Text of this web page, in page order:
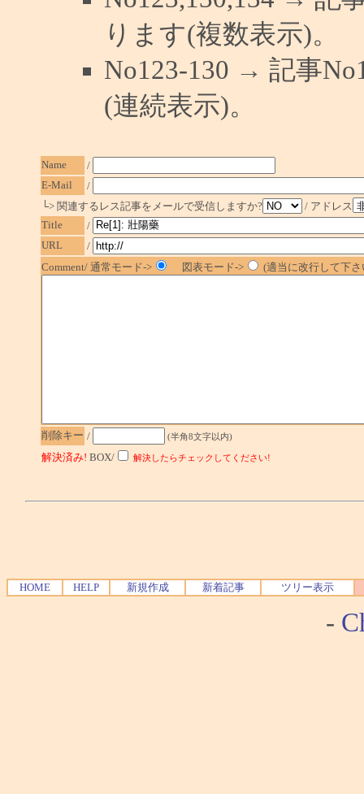
ります(複数表示)。
No123-130 → 記事
(連続表示)。
Name
/
E-Mail
/
└> 関連するレス記事をメールで受信しますか?
/ アドレス
Title
/
URL
/
Comment/ 通常モード->
図表モード-> (適当に改行して下
削除キー / (半角8文字以内)
解決済み! BOX/ 解決したらチェックしてください!
HOME HELP 新規作成 新着記事 ツリー表示
-